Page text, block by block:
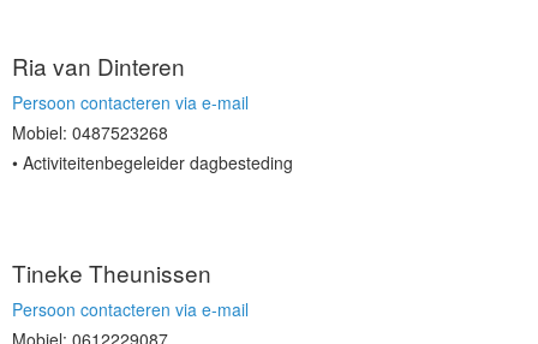
Ria van Dinteren
Persoon contacteren via e-mail
Mobiel: 0487523268
Activiteitenbegeleider dagbesteding
Tineke Theunissen
Persoon contacteren via e-mail
Mobiel: 0612229087